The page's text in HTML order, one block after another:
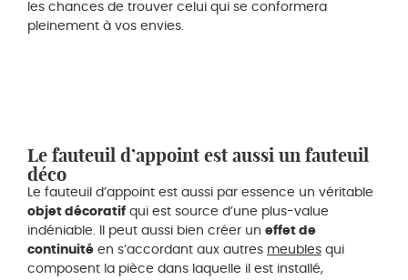
les chances de trouver celui qui se conformera
pleinement à vos envies.
Le fauteuil d’appoint est aussi un fauteuil
déco
Le fauteuil d’appoint est aussi par essence un véritable
objet décoratif qui est source d’une plus-value
indéniable. Il peut aussi bien créer un effet de
continuité en s’accordant aux autres meubles qui
composent la pièce dans laquelle il est installé,